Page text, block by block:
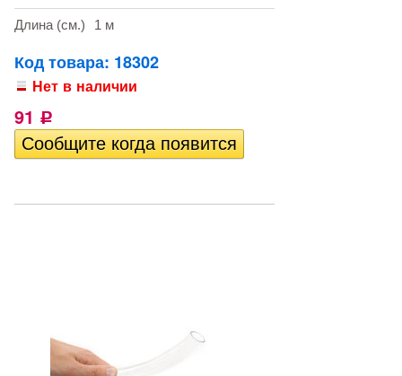
Длина (см.) 1 м
Код товара: 18302
Нет в наличии
91 Р